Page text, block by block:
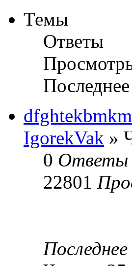
Темы
Ответы
dfghtekbmkm
IgorekVak »
0 Ответы
22801